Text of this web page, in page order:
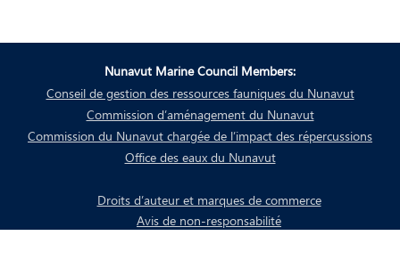
Nunavut Marine Council Members:
Conseil de gestion des ressources fauniques du Nunavut
Commission d’aménagement du Nunavut
Commission du Nunavut chargée de l’impact des répercussions
Office des eaux du Nunavut
Droits d’auteur et marques de commerce
Avis de non-responsabilité